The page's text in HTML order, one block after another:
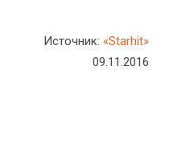
Источник: «Starhit»
09.11.2016